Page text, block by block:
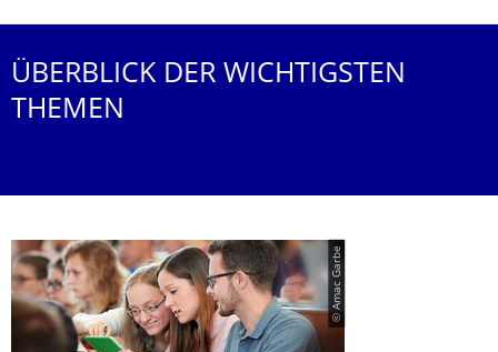
ÜBERBLICK DER WICHTIGSTEN
THEMEN
© Amac Garbe